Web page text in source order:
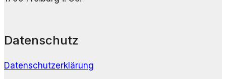
Datenschutz
Datenschutzerklärung